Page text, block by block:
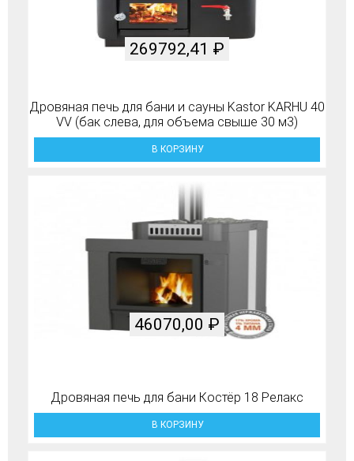
Дровяная печь для бани и сауны Kastor KARHU 40
VV (бак слева, для объема свыше 30 м3)
269792,41 ₽
В КОРЗИНУ
Дровяная печь для бани Костёр 18 Релакс
46070,00 ₽
В КОРЗИНУ